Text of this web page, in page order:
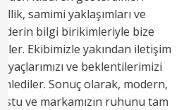
gösterdikleri
çözüm odaklı
etkilediler. Ekibimizin
hedeflerini dikkatle
aradığımız gibi yaratıcı
sundular. Her aşamada